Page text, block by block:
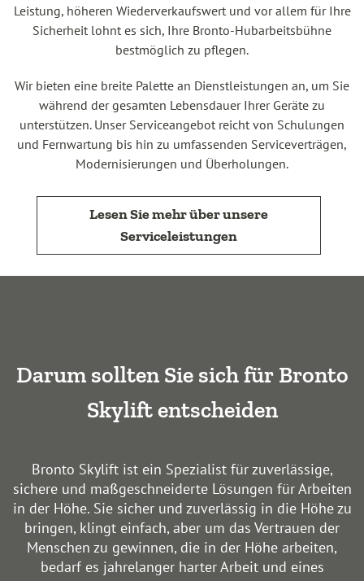
Leistung, höheren Wiederverkaufswert und vor allem für Ihre
Sicherheit lohnt es sich, Ihre Bronto-Hubarbeitsbühne
bestmöglich zu pflegen.
Wir bieten eine breite Palette an Dienstleistungen an, um Sie
während der gesamten Lebensdauer Ihrer Geräte zu
unterstützen. Unser Serviceangebot reicht von Schulungen
und Fernwartung bis hin zu umfassenden Serviceverträgen,
Modernisierungen und Überholungen.
Lesen Sie mehr über unsere
Serviceleistungen
Darum sollten Sie sich für Bronto
Skylift entscheiden
Bronto Skylift ist ein Spezialist für zuverlässige,
sichere und maßgeschneiderte Lösungen für Arbeiten
in der Höhe. Sie sicher und zuverlässig in die Höhe zu
bringen, klingt einfach, aber um das Vertrauen der
Menschen zu gewinnen, die in der Höhe arbeiten,
bedarf es jahrelanger harter Arbeit und eines